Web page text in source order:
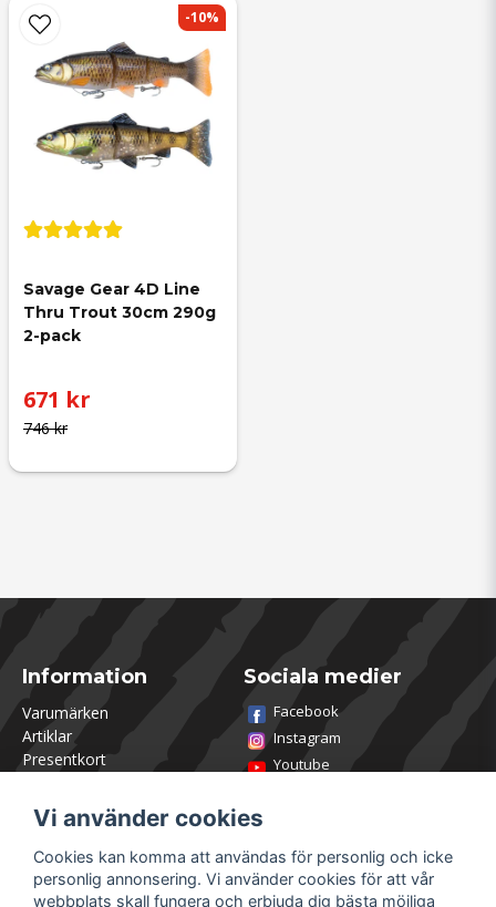
Savage Gear 4D Line
Thru Trout 30cm 290g
2-pack
746 kr
671 kr
-10%
Information
Varumärken
Artiklar
Presentkort
Om Utklasad
Team Utklasad
Recensera och vinn
Öppettider Lagershop
Jobba hos oss
Sociala medier
Facebook
Instagram
Youtube
Vi använder cookies
Cookies kan komma att användas för personlig och icke
personlig annonsering. Vi använder cookies för att vår
webbplats skall fungera och erbjuda dig bästa möjliga